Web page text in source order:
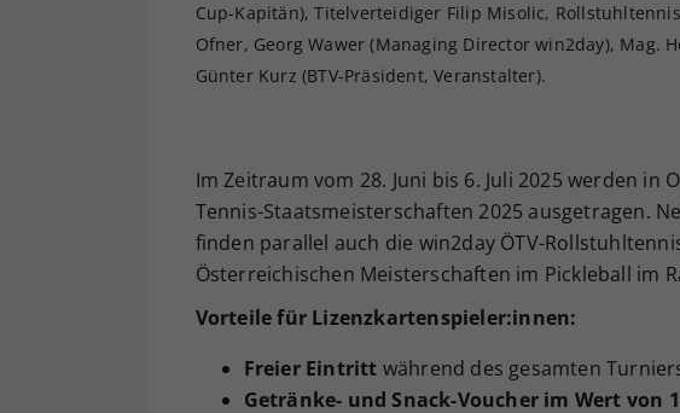
Cup-Kapitän), Titelverteidiger Filip Misolic,
Ofner, Georg Wawer (Managing Director win2day), Mag.
Günter Kurz (BTV-Präsident, Veranstalter).
Im Zeitraum vom 28. Juni bis 6. Juli 2025 werden in
Tennis-Staatsmeisterschaften 2025 ausgetragen.
finden parallel auch die win2day ÖTV-
Österreichischen Meisterschaften im Pickleball im
Vorteile für Lizenzkartenspieler:innen:
Freier Eintritt während des gesamten
Getränke- und Snack-Voucher im Wert von